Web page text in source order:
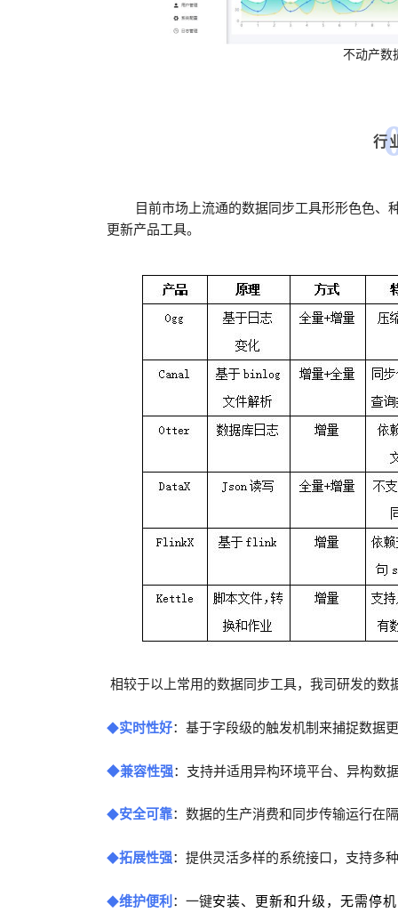
不动产数
行
目前市场上流通的数据同步工具形形色色、
更新产品工具。
相较于以上常用的数据同步工具，我司研发的数
◆实时性好：基于字段级的触发机制来捕捉数据
◆兼容性强：支持并适用异构环境平台、异构数
◆安全可靠：数据的生产消费和同步传输运行在
◆拓展性强：提供灵活多样的系统接口，支持多
◆维护便利 ：一键安装、 更新和升级， 无需停机